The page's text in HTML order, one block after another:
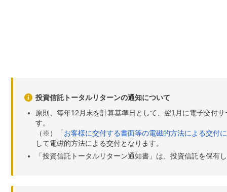
投資信託トータルリターンの通知について
原則、毎年12月末を計算基準日として、翌1月に電子交付
す。
（※）「お客様に交付する書面等の電磁的方法による交付
して電磁的方法による交付となります。
「投資信託トータルリターン通知書」は、投資信託を保有